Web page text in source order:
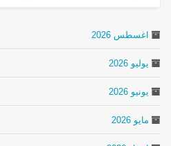
اغسطس 2026
يوليو 2026
يونيو 2026
مايو 2026